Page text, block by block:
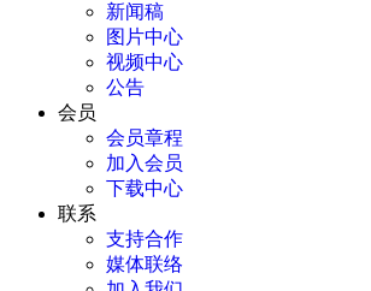
新闻稿
图片中心
视频中心
公告
会员
会员章程
加入会员
下载中心
联系
支持合作
媒体联络